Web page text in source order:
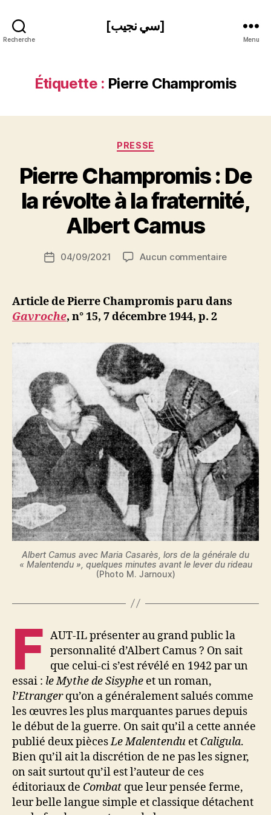
Recherche
[سي نجيب]
Menu
Étiquette : Pierre Champromis
Catégories
PRESSE
Pierre Champromis : De
la révolte à la fraternité,
Albert Camus
de
P
a
N
ji
Date04/09/2021 Aucun commentairesur
Camus
Article de Pierre Champromis paru dans
Gavroche, n° 15, 7 décembre 1944, p. 2
Albert Camus avec Maria Casarès, lors de la générale du
« Malentendu », quelques minutes avant le lever du rideau
(Photo M. Jarnoux)
F AUT-IL présenter au grand public la
personnalité d’Albert Camus ? On sait
que celui-ci s’est révélé en 1942 par un
essai : le Mythe de Sisyphe et un roman,
l’Etrangerqu’on a généralement salués comme
les œuvres les plus marquantes parues depuis
le début de la guerre. On sait qu’il a cette année
publié deux piècesLe Malentendu et Caligula.
Bien qu’il ait la discrétion de ne pas les signer,
on sait surtout qu’il est l’auteur de ces
éditoriaux de Combat que leur pensée ferme,
leur belle langue simple et classique détachent